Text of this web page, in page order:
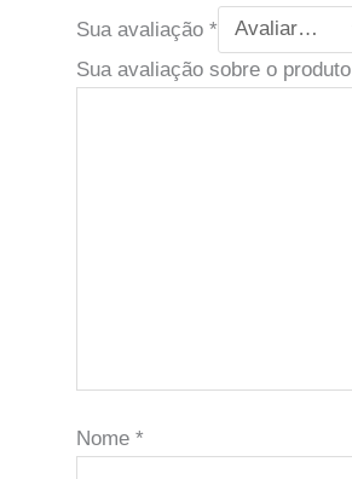
Sua avaliação *
Sua avaliação sobre o produto
Nome *